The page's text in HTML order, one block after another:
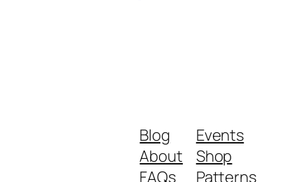
Blog
About
FAQs
Events
Shop
Patterns